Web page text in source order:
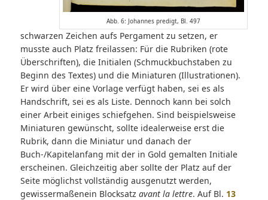
Abb. 6: Johannes predigt, Bl. 497
schwarzen Zeichen aufs Pergament zu setzen, er
musste auch Platz freilassen: Für die Rubriken (rote
Überschriften), die Initialen (Schmuckbuchstaben zu
Beginn des Textes) und die Miniaturen (Illustrationen).
Er wird über eine Vorlage verfügt haben, sei es als
Handschrift, sei es als Liste. Dennoch kann bei solch
einer Arbeit einiges schiefgehen. Sind beispielsweise
Miniaturen gewünscht, sollte idealerweise erst die
Rubrik, dann die Miniatur und danach der
Buch-/Kapitelanfang mit der in Gold gemalten Initiale
erscheinen. Gleichzeitig aber sollte der Platz auf der
Seite möglichst vollständig ausgenutzt werden,
gewissermaßenein Blocksatz avant la lettre. Auf Bl. 13